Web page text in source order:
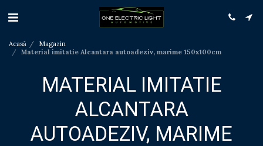
Acasă
Magazin
Material imitatie Alcantara autoadeziv, marime 150x100cm
MATERIAL IMITATIE
ALCANTARA
AUTOADEZIV, MARIME